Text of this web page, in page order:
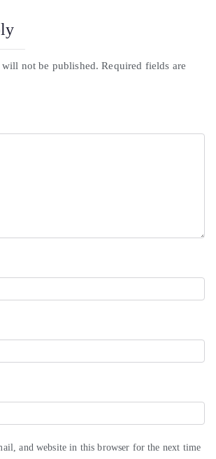
will not be published. Required fields are
and website in this browser for the next time